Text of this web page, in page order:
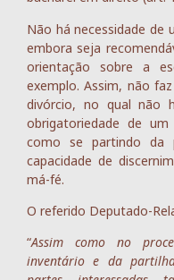
Não há necessidade de
embora seja
orientação sobre a
exemplo. Assim, não
divórcio, no qual não
obrigatoriedade de
como se partindo da
capacidade de
má-fé.
O referido Deputado-
“Assim como no
inventário e da